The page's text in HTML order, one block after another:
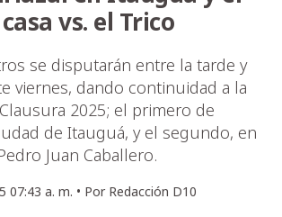
vs. el Trico
se disputarán entre la tarde y
viernes, dando continuidad a la
2025; el primero de
de Itauguá, y el segundo, en
Juan Caballero.
07:43 a. m. • Por Redacción D10